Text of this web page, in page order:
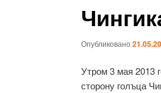
Опубликовано
Утром 3 мая 2013
сторону голъца